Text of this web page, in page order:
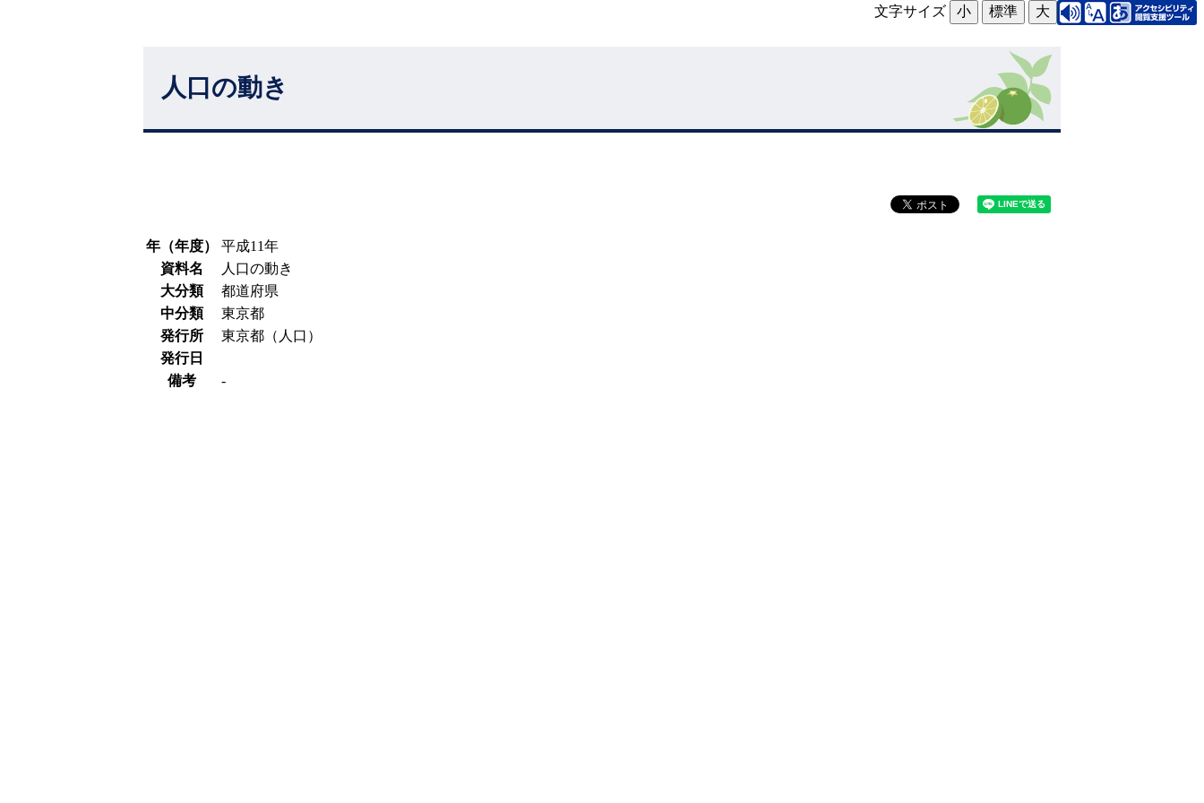
文字サイズ 小 標準 大
人口の動き
年（年度）
平成11年
資料名
人口の動き
大分類
都道府県
中分類
東京都
発行所
東京都（人口）
発行日
備考
-